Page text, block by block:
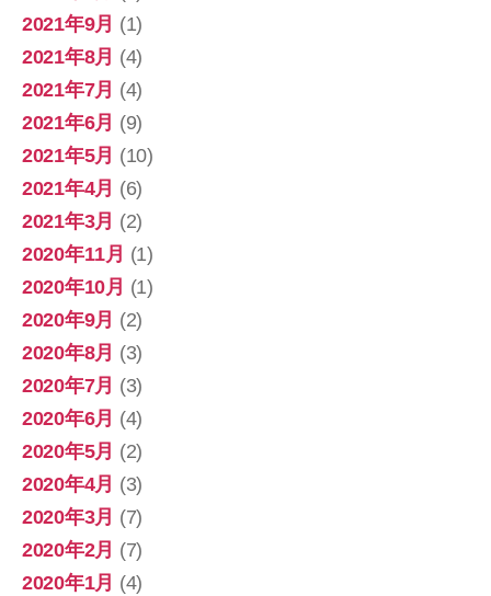
2021年9月 (1)
2021年8月 (4)
2021年7月 (4)
2021年6月 (9)
2021年5月 (10)
2021年4月 (6)
2021年3月 (2)
2020年11月 (1)
2020年10月 (1)
2020年9月 (2)
2020年8月 (3)
2020年7月 (3)
2020年6月 (4)
2020年5月 (2)
2020年4月 (3)
2020年3月 (7)
2020年2月 (7)
2020年1月 (4)